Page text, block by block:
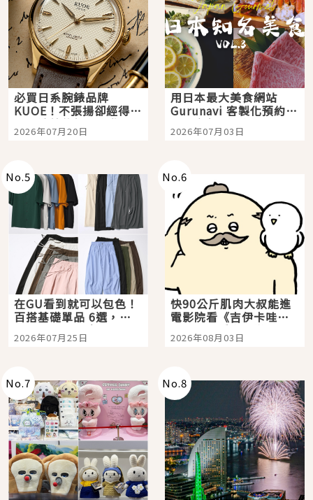
必買日系腕錶品牌
KUOE！不張揚卻經得起
時間洗鍊的經典之作五
選
2026年07月20日
用日本最大美食網站
Gurunavi 客製化預約九
大都市餐廳，打造專屬
美食體驗！
2026年07月03日
No.5
在GU看到就可以包色！
百搭基礎單品 6選，閉
眼全收也不心疼
2026年07月25日
No.6
快90公斤肌肉大叔能進
電影院看《吉伊卡哇》
嗎？日本重金屬樂團
「打首」會長與nagano
2026年08月03日
No.7 No.8